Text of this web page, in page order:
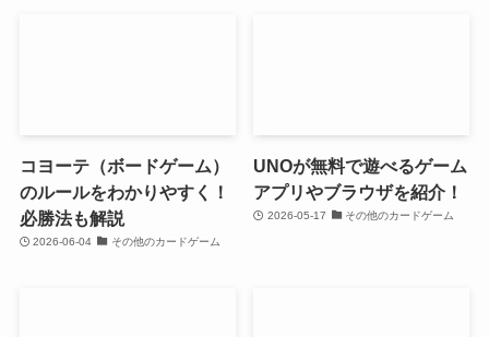
コヨーテ（ボードゲーム）
のルールをわかりやすく！
必勝法も解説
2026-06-04 その他のカードゲーム
UNOが無料で遊べるゲーム
アプリやブラウザを紹介！
2026-05-17 その他のカードゲーム